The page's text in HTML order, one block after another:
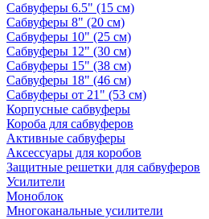
Сабвуферы 6.5" (15 см)
Сабвуферы 8" (20 см)
Сабвуферы 10" (25 см)
Сабвуферы 12" (30 см)
Сабвуферы 15" (38 см)
Сабвуферы 18" (46 см)
Сабвуферы от 21" (53 см)
Корпусные сабвуферы
Короба для сабвуферов
Активные сабвуферы
Аксессуары для коробов
Защитные решетки для сабвуферов
Усилители
Моноблок
Многоканальные усилители